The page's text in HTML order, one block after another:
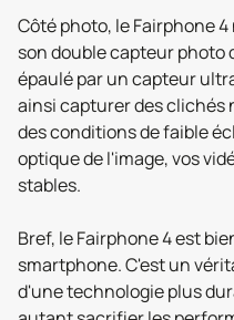
Côté photo, le Fairphone
son double capteur photo
épaulé par un capteur
ainsi capturer des clichés
des conditions de faible
optique de l'image, vos
stables.
Bref, le Fairphone 4 est
smartphone. C'est un
d'une technologie plus